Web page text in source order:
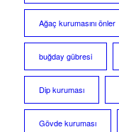
Ağaç kurumasını önler
buğday gübresi
Dip kuruması
Gövde kuruması